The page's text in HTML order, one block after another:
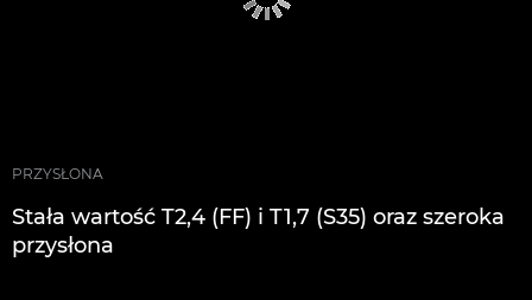
PRZYSŁONA
Stała wartość T2,4 (FF) i T1,7 (S35) oraz szeroka
przysłona